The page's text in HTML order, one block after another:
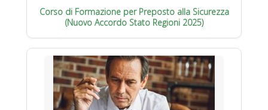
Corso di Formazione per Preposto alla Sicurezza
(Nuovo Accordo Stato Regioni 2025)